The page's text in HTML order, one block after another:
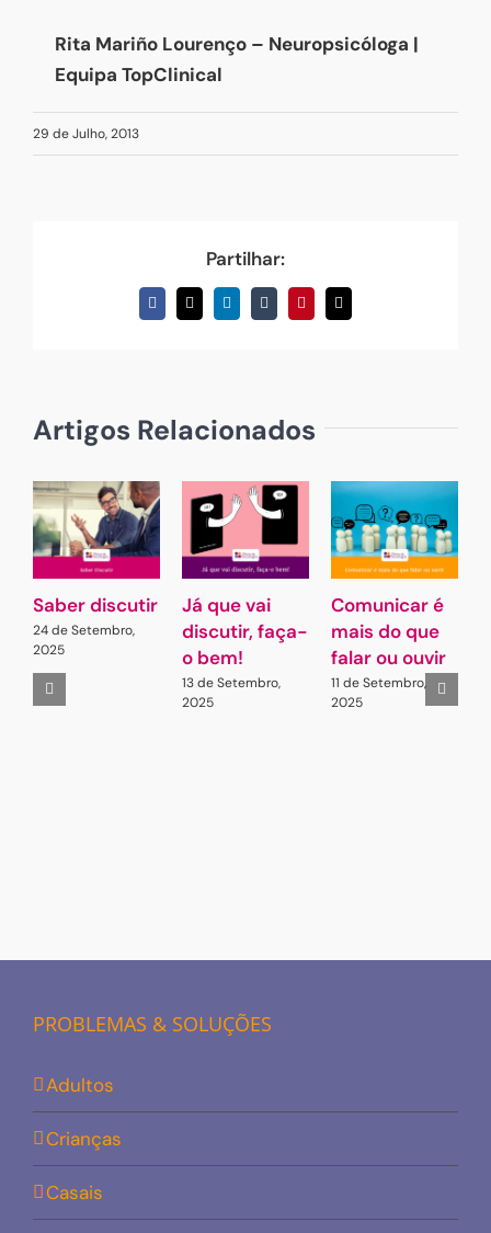
Rita Mariño Lourenço – Neuropsicóloga |
Equipa TopClinical
29 de Julho, 2013
Partilhar:
Facebook
X LinkedInTumblrPinterestEmail
(necessário
Artigos Relacionados
Saber discutir
24 de Setembro,
2025
Já que vai
discutir, faça-
o bem!
13 de Setembro,
2025
Comunicar é
mais do que
falar ou ouvir
11 de Setembro,
2025
PROBLEMAS & SOLUÇÕES
Adultos
Crianças
Casais